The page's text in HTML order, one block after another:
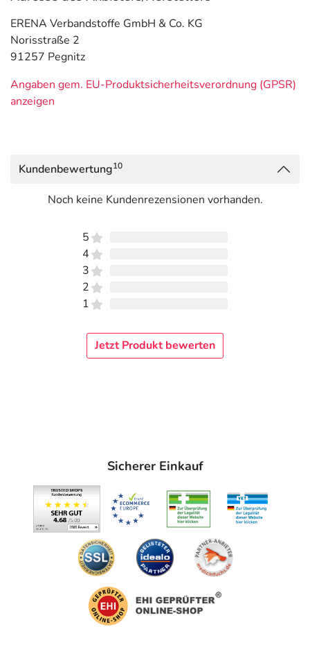
ERENA Verbandstoffe GmbH & Co. KG
Norisstraße 2
91257 Pegnitz
Angaben gem. EU-Produktsicherheitsverordnung (GPSR)
anzeigen
Kundenbewertung10
Noch keine Kundenrezensionen vorhanden.
5
4
3
2
1
Jetzt Produkt bewerten
Sicherer Einkauf